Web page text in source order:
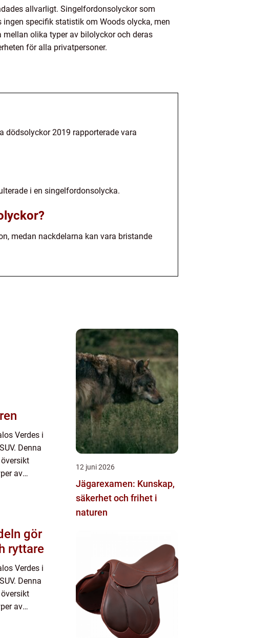
allvarligt. Singelfordonsolyckor som
specifik statistik om Woods olycka, men
olika typer av bilolyckor och deras
för alla privatpersoner.
dödsolyckor 2019 rapporterade vara
i en singelfordonsolycka.
medan nackdelarna kan vara bristande
Verdes i
Denna
av
ryttare
Verdes i
Denna
av
12 juni 2026
Jägarexamen: Kunskap,
säkerhet och frihet i
naturen